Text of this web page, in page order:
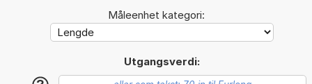
Måleenhet kategori:
Utgangsverdi: